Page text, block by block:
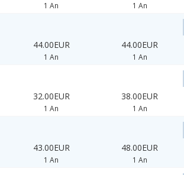
1 An 1 An
44.00EUR
1 An
44.00EUR
1 An
32.00EUR
1 An
38.00EUR
1 An
43.00EUR
1 An
48.00EUR
1 An